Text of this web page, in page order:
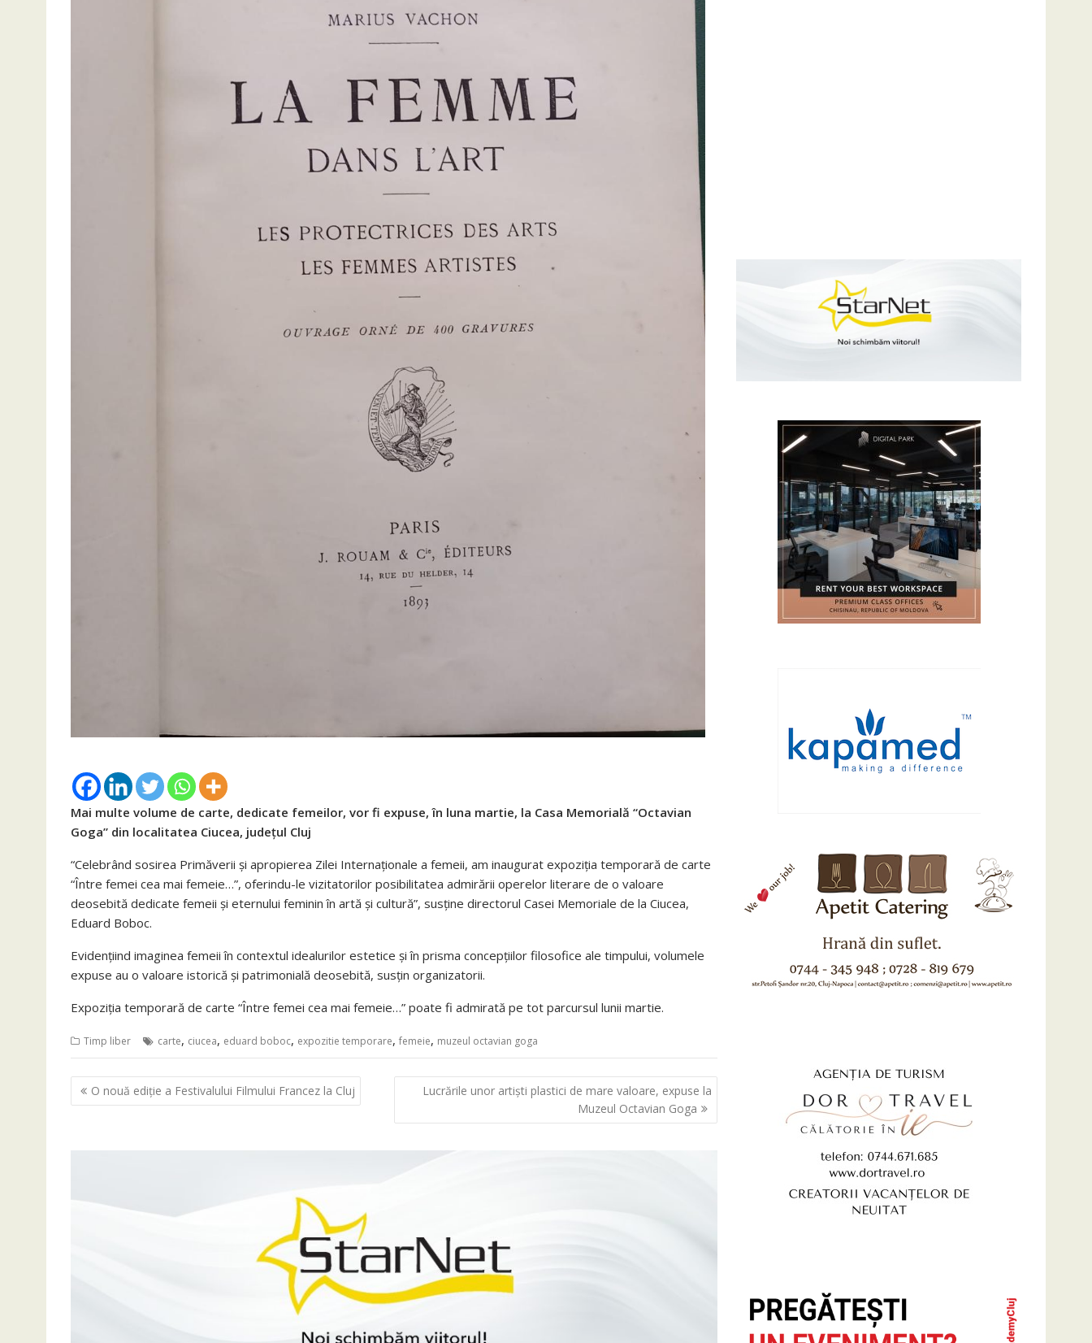
Mai multe volume de carte, dedicate femeilor, vor fi expuse, în luna martie, la Casa Memorială “Octavian
Goga” din localitatea Ciucea, județul Cluj
“Celebrând sosirea Primăverii și apropierea Zilei Internaționale a femeii, am inaugurat expoziția temporară de carte
“Între femei cea mai femeie…”, oferindu-le vizitatorilor posibilitatea admirării operelor literare de o valoare
deosebită dedicate femeii și eternului feminin în artă și cultură”, susține directorul Casei Memoriale de la Ciucea,
Eduard Boboc.
Evidențiind imaginea femeii în contextul idealurilor estetice și în prisma concepțiilor filosofice ale timpului, volumele
expuse au o valoare istorică și patrimonială deosebită, susțin organizatorii.
Expoziția temporară de carte “Între femei cea mai femeie…” poate fi admirată pe tot parcursul lunii martie.
Timp liber carte, ciucea, eduard boboc, expozitie temporare, femeie, muzeul octavian goga
Navigare
în
O nouă ediție a Festivalului Filmului Francez la Cluj
Lucrările unor artiști plastici de mare valoare, expuse la
Muzeul Octavian Goga